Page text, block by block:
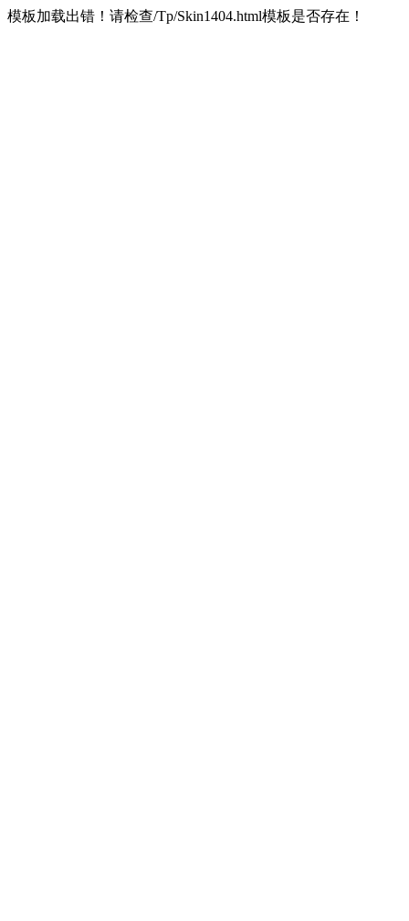
模板加载出错！请检查/Tp/Skin1404.html模板是否存在！